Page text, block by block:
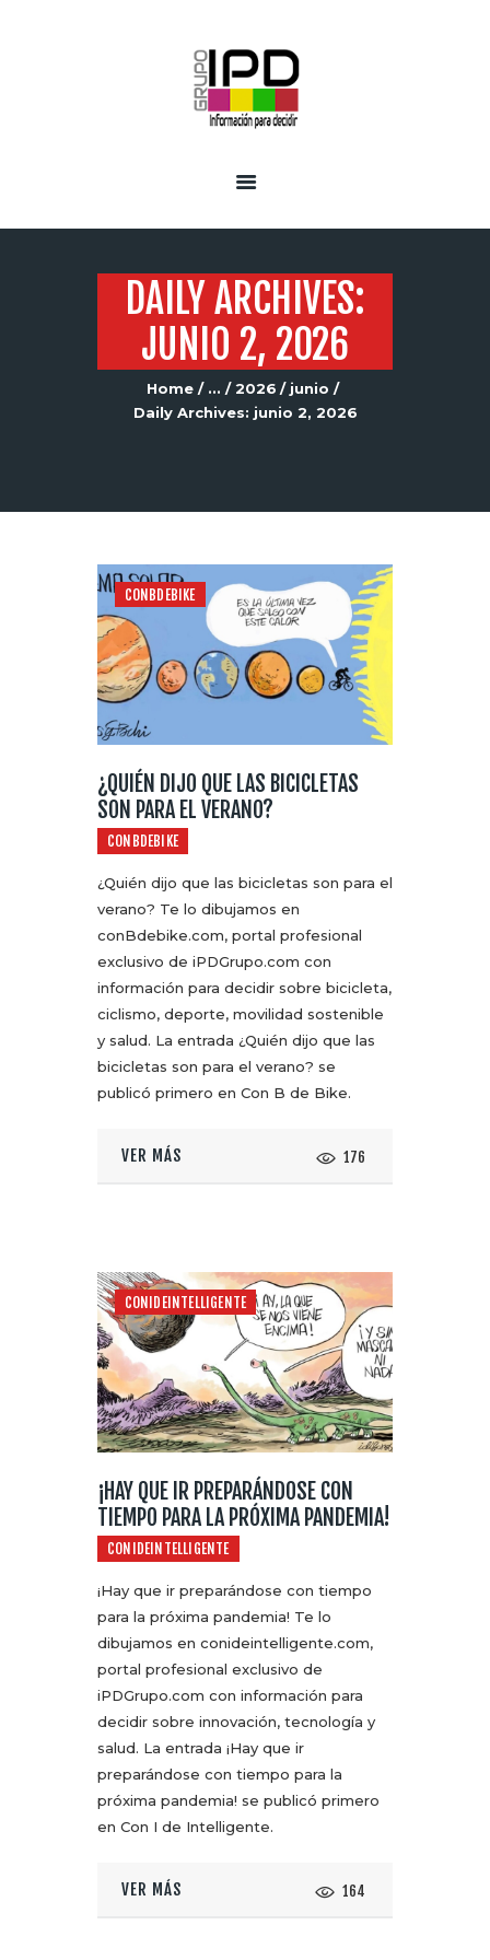
DAILY ARCHIVES:
JUNIO 2, 2026
Home ... 2026
junio
Daily Archives: junio 2, 2026
CONBDEBIKE
¿QUIÉN DIJO QUE LAS BICICLETAS
SON PARA EL VERANO?
CONBDEBIKE
¿Quién dijo que las bicicletas son para el
verano? Te lo dibujamos en
conBdebike.com, portal profesional
exclusivo de iPDGrupo.com con
información para decidir sobre bicicleta,
ciclismo, deporte, movilidad sostenible
y salud. La entrada ¿Quién dijo que las
bicicletas son para el verano? se
publicó primero en Con B de Bike.
VER MÁS 176
CONIDEINTELLIGENTE
¡HAY QUE IR PREPARÁNDOSE CON
TIEMPO PARA LA PRÓXIMA PANDEMIA!
CONIDEINTELLIGENTE
¡Hay que ir preparándose con tiempo
para la próxima pandemia! Te lo
dibujamos en conideintelligente.com,
portal profesional exclusivo de
iPDGrupo.com con información para
decidir sobre innovación, tecnología y
salud. La entrada ¡Hay que ir
preparándose con tiempo para la
próxima pandemia! se publicó primero
en Con I de Intelligente.
VER MÁS 164